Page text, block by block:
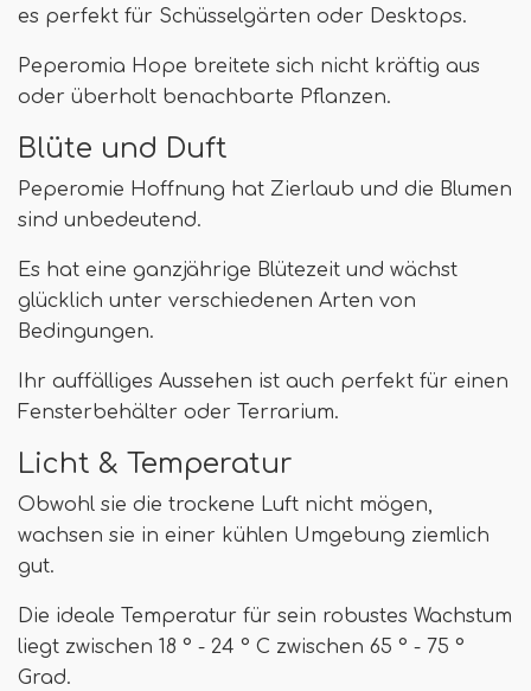
es perfekt für Schüsselgärten oder Desktops.
Peperomia Hope breitete sich nicht kräftig aus
oder überholt benachbarte Pflanzen.
Blüte und Duft
Peperomie Hoffnung hat Zierlaub und die Blumen
sind unbedeutend.
Es hat eine ganzjährige Blütezeit und wächst
glücklich unter verschiedenen Arten von
Bedingungen.
Ihr auffälliges Aussehen ist auch perfekt für einen
Fensterbehälter oder Terrarium.
Licht & Temperatur
Obwohl sie die trockene Luft nicht mögen,
wachsen sie in einer kühlen Umgebung ziemlich
gut.
Die ideale Temperatur für sein robustes Wachstum
liegt zwischen 18 ° - 24 ° C zwischen 65 ° - 75 °
Grad.